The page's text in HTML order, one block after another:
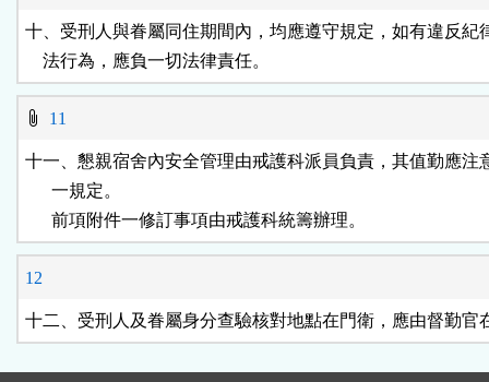
十、受刑人與眷屬同住期間內，均應遵守規定，如有違反紀
    法行為，應負一切法律責任。
11
十一、懇親宿舍內安全管理由戒護科派員負責，其值勤應注
      一規定。
      前項附件一修訂事項由戒護科統籌辦理。
12
十二、受刑人及眷屬身分查驗核對地點在門衛，應由督勤官